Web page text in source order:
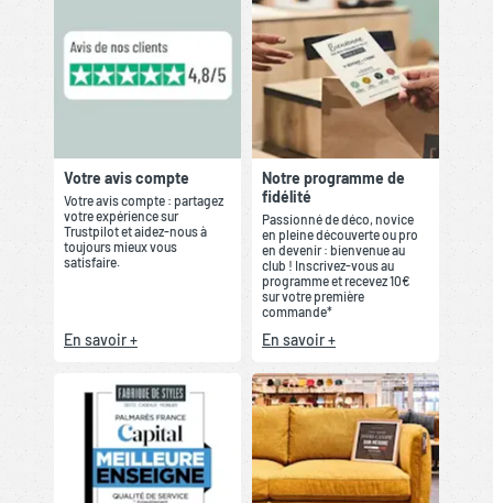
Votre avis compte
Votre avis compte : partagez
votre expérience sur
Trustpilot et aidez-nous à
toujours mieux vous
satisfaire.
En savoir +
Notre programme de
fidélité
Passionné de déco, novice
en pleine découverte ou pro
en devenir : bienvenue au
club ! Inscrivez-vous au
programme et recevez 10€
sur votre première
commande*
En savoir +